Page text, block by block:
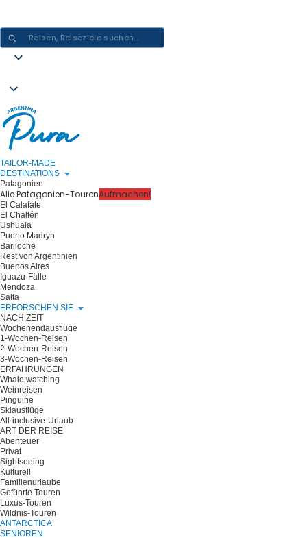
TAILOR-MADE
DESTINATIONS
Patagonien
Alle Patagonien-TourenAufmachen!
El Calafate
El Chaltén
Ushuaia
Puerto Madryn
Bariloche
Rest von Argentinien
Buenos Aires
Iguazu-Fälle
Mendoza
Salta
ERFORSCHEN SIE
NACH ZEIT
Wochenendausflüge
1-Wochen-Reisen
2-Wochen-Reisen
3-Wochen-Reisen
ERFAHRUNGEN
Whale watching
Weinreisen
Pinguine
Skiausflüge
All-inclusive-Urlaub
ART DER REISE
Abenteuer
Privat
Sightseeing
Kulturell
Familienurlaube
Geführte Touren
Luxus-Touren
Wildnis-Touren
ANTARCTICA
SENIOREN